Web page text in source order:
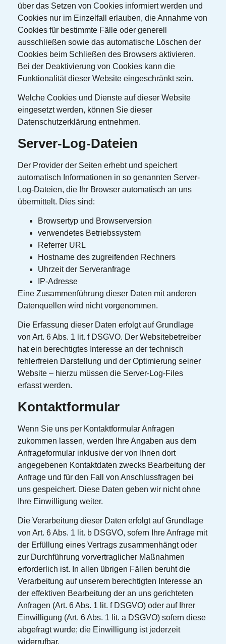
über das Setzen von Cookies informiert werden und
Cookies nur im Einzelfall erlauben, die Annahme von
Cookies für bestimmte Fälle oder generell
ausschließen sowie das automatische Löschen der
Cookies beim Schließen des Browsers aktivieren.
Bei der Deaktivierung von Cookies kann die
Funktionalität dieser Website eingeschränkt sein.
Welche Cookies und Dienste auf dieser Website
eingesetzt werden, können Sie dieser
Datenschutzerklärung entnehmen.
Server-Log-Dateien
Der Provider der Seiten erhebt und speichert
automatisch Informationen in so genannten Server-
Log-Dateien, die Ihr Browser automatisch an uns
übermittelt. Dies sind:
Browsertyp und Browserversion
verwendetes Betriebssystem
Referrer URL
Hostname des zugreifenden Rechners
Uhrzeit der Serveranfrage
IP-Adresse
Eine Zusammenführung dieser Daten mit anderen
Datenquellen wird nicht vorgenommen.
Die Erfassung dieser Daten erfolgt auf Grundlage
von Art. 6 Abs. 1 lit. f DSGVO. Der Websitebetreiber
hat ein berechtigtes Interesse an der technisch
fehlerfreien Darstellung und der Optimierung seiner
Website – hierzu müssen die Server-Log-Files
erfasst werden.
Kontaktformular
Wenn Sie uns per Kontaktformular Anfragen
zukommen lassen, werden Ihre Angaben aus dem
Anfrageformular inklusive der von Ihnen dort
angegebenen Kontaktdaten zwecks Bearbeitung der
Anfrage und für den Fall von Anschlussfragen bei
uns gespeichert. Diese Daten geben wir nicht ohne
Ihre Einwilligung weiter.
Die Verarbeitung dieser Daten erfolgt auf Grundlage
von Art. 6 Abs. 1 lit. b DSGVO, sofern Ihre Anfrage mit
der Erfüllung eines Vertrags zusammenhängt oder
zur Durchführung vorvertraglicher Maßnahmen
erforderlich ist. In allen übrigen Fällen beruht die
Verarbeitung auf unserem berechtigten Interesse an
der effektiven Bearbeitung der an uns gerichteten
Anfragen (Art. 6 Abs. 1 lit. f DSGVO) oder auf Ihrer
Einwilligung (Art. 6 Abs. 1 lit. a DSGVO) sofern diese
abgefragt wurde; die Einwilligung ist jederzeit
widerrufbar.